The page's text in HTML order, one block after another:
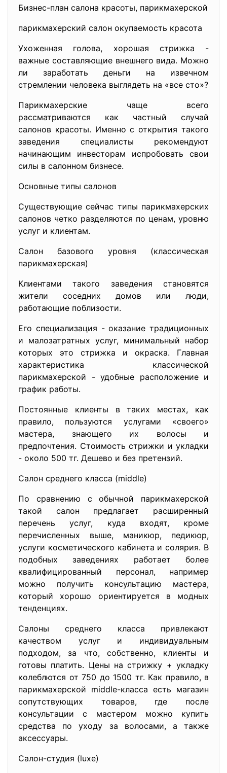
Бизнес-план салона красоты, парикмахерской
парикмахерский салон окупаемость красота
Ухоженная голова, хорошая стрижка -
важные составляющие внешнего вида. Можно
ли заработать деньги на извечном
стремлении человека выглядеть на «все сто»?
Парикмахерские чаще всего
рассматриваются как частный случай
салонов красоты. Именно с открытия такого
заведения специалисты рекомендуют
начинающим инвесторам испробовать свои
силы в салонном бизнесе.
Основные типы салонов
Существующие сейчас типы парикмахерских
салонов четко разделяются по ценам, уровню
услуг и клиентам.
Салон базового уровня (классическая
парикмахерская)
Клиентами такого заведения становятся
жители соседних домов или люди,
работающие поблизости.
Его специализация - оказание традиционных
и малозатратных услуг, минимальный набор
которых это стрижка и окраска. Главная
характеристика классической
парикмахерской - удобные расположение и
график работы.
Постоянные клиенты в таких местах, как
правило, пользуются услугами «своего»
мастера, знающего их волосы и
предпочтения. Стоимость стрижки и укладки
- около 500 тг. Дешево и без претензий.
Салон среднего класса (middle)
По сравнению с обычной парикмахерской
такой салон предлагает расширенный
перечень услуг, куда входят, кроме
перечисленных выше, маникюр, педикюр,
услуги косметического кабинета и солярия. В
подобных заведениях работает более
квалифицированный персонал, например
можно получить консультацию мастера,
который хорошо ориентируется в модных
тенденциях.
Салоны среднего класса привлекают
качеством услуг и индивидуальным
подходом, за что, собственно, клиенты и
готовы платить. Цены на стрижку + укладку
колеблются от 750 до 1500 тг. Как правило, в
парикмахерской middle-класса есть магазин
сопутствующих товаров, где после
консультации с мастером можно купить
средства по уходу за волосами, а также
аксессуары.
Салон-студия (luxe)